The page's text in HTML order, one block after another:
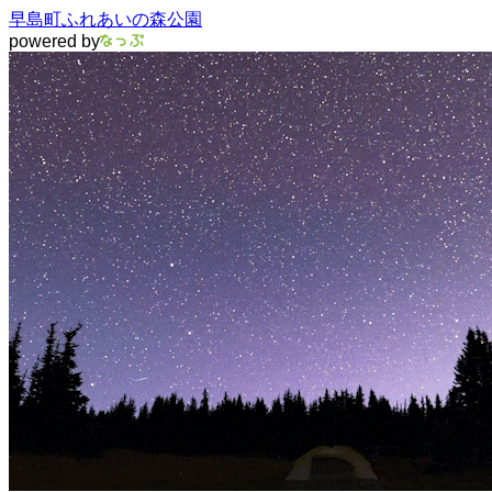
早島町ふれあいの森公園
powered by